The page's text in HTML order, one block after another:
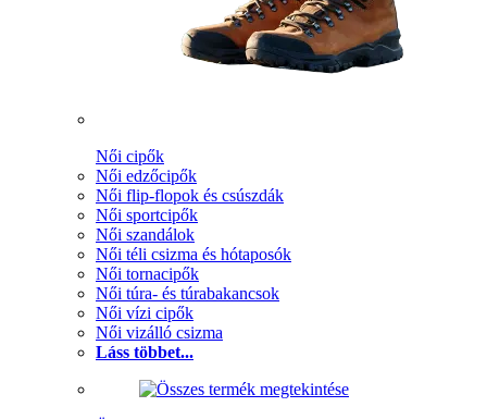
Női cipők
Női edzőcipők
Női flip-flopok és csúszdák
Női sportcipők
Női szandálok
Női téli csizma és hótaposók
Női tornacipők
Női túra- és túrabakancsok
Női vízi cipők
Női vizálló csizma
Láss többet...